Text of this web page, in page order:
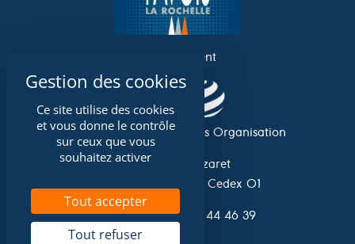
Ce site utilise des cookies
et vous donne le contrôle
sur ceux que vous
souhaitez activer
Tout accepter
Tout refuser
un événement
Association Grand Pavois Organisation
Avenue du Lazaret
17 042 La Rochelle Cedex 01
Tel. 0033 (0)5 46 44 46 39